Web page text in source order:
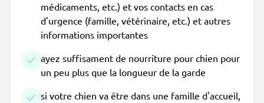
médicaments, etc.) et vos contacts en cas
d'urgence (famille, vétérinaire, etc.) et autres
informations importantes
ayez suffisament de nourriture pour chien pour
un peu plus que la longueur de la garde
si votre chien va être dans une famille d'accueil,